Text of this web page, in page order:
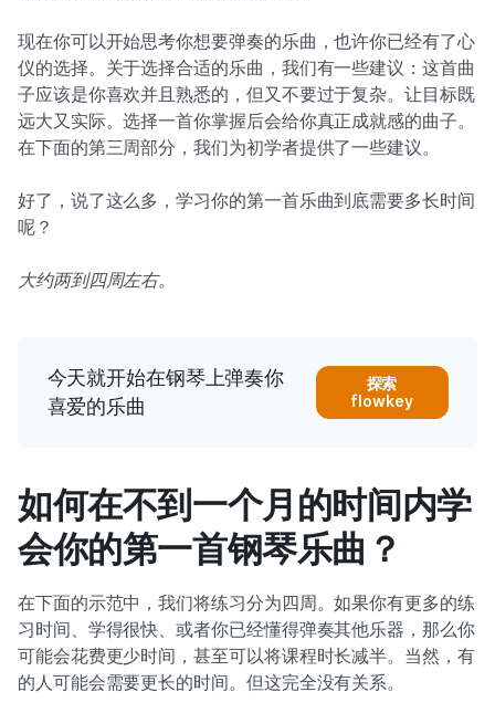
现在你可以开始思考你想要弹奏的乐曲，也许你已经有了心
仪的选择。关于选择合适的乐曲，我们有一些建议：这首曲
子应该是你喜欢并且熟悉的，但又不要过于复杂。让目标既
远大又实际。选择一首你掌握后会给你真正成就感的曲子。
在下面的第三周部分，我们为初学者提供了一些建议。
好了，说了这么多，学习你的第一首乐曲到底需要多长时间
呢？
大约两到四周左右。
今天就开始在钢琴上弹奏你
喜爱的乐曲
探索
flowkey
如何在不到一个月的时间内学
会你的第一首钢琴乐曲？
在下面的示范中，我们将练习分为四周。如果你有更多的练
习时间、学得很快、或者你已经懂得弹奏其他乐器，那么你
可能会花费更少时间，甚至可以将课程时长减半。当然，有
的人可能会需要更长的时间。但这完全没有关系。